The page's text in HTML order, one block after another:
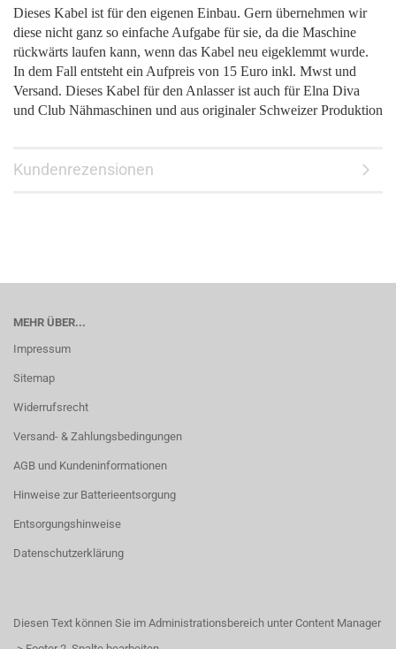
Dieses Kabel ist für den eigenen Einbau. Gern übernehmen wir
diese nicht ganz so einfache Aufgabe für sie, da die Maschine
rückwärts laufen kann, wenn das Kabel neu eigeklemmt wurde.
In dem Fall entsteht ein Aufpreis von 15 Euro inkl. Mwst und
Versand. Dieses Kabel für den Anlasser ist auch für Elna Diva
und Club Nähmaschinen und aus originaler Schweizer Produktion
Kundenrezensionen
MEHR ÜBER...
Impressum
Sitemap
Widerrufsrecht
Versand- & Zahlungsbedingungen
AGB und Kundeninformationen
Hinweise zur Batterieentsorgung
Entsorgungshinweise
Datenschutzerklärung
Diesen Text können Sie im Administrationsbereich unter Content Manager